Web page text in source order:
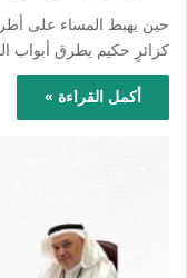
حين يهبط المساء على
كزائرٍ حكيم يطرق أبواب
أكمل القراءة »